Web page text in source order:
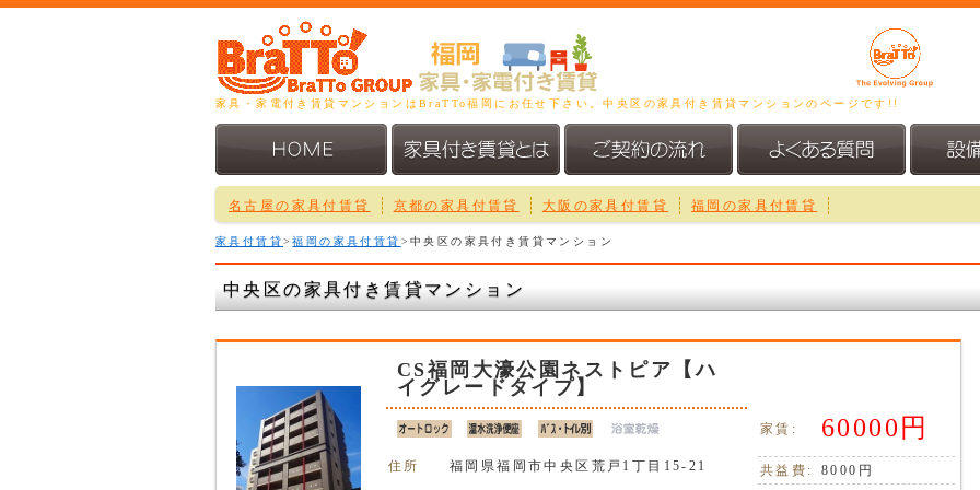
家具・家電付き賃貸マンションはBraTTo福岡にお任せ下さい。中央区の家具付き賃貸マンションのページです!!
名古屋の家具付賃貸 京都の家具付賃貸 大阪の家具付賃貸 福岡の家具付賃貸
家具付賃貸>福岡の家具付賃貸 >中央区の家具付き賃貸マンション
中央区の家具付き賃貸マンション
CS福岡大濠公園ネストピア【ハ
イグレードタイプ】
住所 福岡県福岡市中央区荒戸1丁目15-21
家賃: 60000円
共益費: 8000円